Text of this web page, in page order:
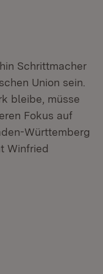
Schrittmacher
Union sein.
bleibe, müsse
Fokus auf
Württemberg
Winfried